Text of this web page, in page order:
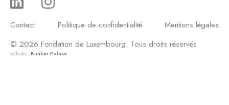
Contact Politique de confidentialité
Mentions légales
© 2026 Fondation de Luxembourg. Tous droits réservés
website : Bunker Palace